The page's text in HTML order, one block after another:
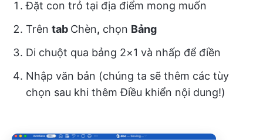
Đặt con trỏ tại địa điểm mong muốn
Trên tab Chèn, chọn Bảng
Di chuột qua bảng 2×1 và nhấp để điền
Nhập văn bản (chúng ta sẽ thêm các tùy
chọn sau khi thêm Điều khiển nội dung!)